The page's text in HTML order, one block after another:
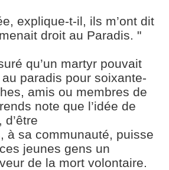
explique-t-il, ils m’ont dit
droit au Paradis. "
qu’un martyr pouvait
au paradis pour soixante-
amis ou membres de
note que l’idée de
à sa communauté, puisse
jeunes gens un
de la mort volontaire.